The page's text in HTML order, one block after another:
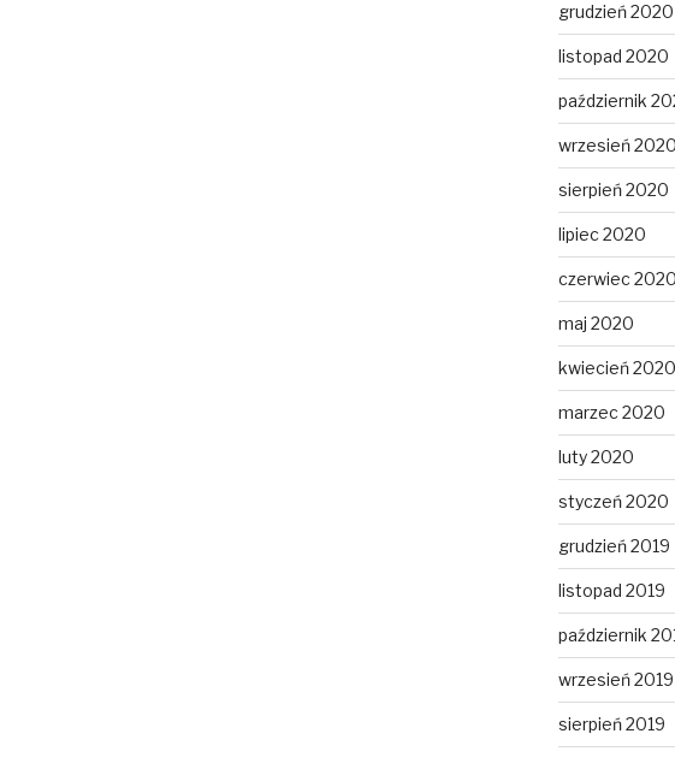
grudzień 2020
listopad 2020
październik
wrzesień
sierpień 2020
lipiec 2020
czerwiec
maj 2020
kwiecień 2020
marzec 2020
luty 2020
styczeń 2020
grudzień 2019
listopad 2019
październik
wrzesień 2019
sierpień 2019